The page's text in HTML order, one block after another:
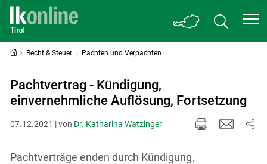
Recht & Steuer Pachten und Verpachten
Pachtvertrag - Kündigung,
einvernehmliche Auflösung, Fortsetzung
07.12.2021 | von Dr. Katharina Watzinger
Pachtverträge enden durch Kündigung,